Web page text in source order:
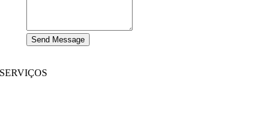
Send Message
SERVIÇOS